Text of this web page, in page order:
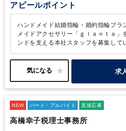
アピールポイント
ハンドメイド結婚指輪・婚約指輪ブラ
メイドアクセサリー「ｇｌａｎｔａ」
ンドを支える本社スタッフを募集して
でいます。丁寧さや正確さを大切に
にブランドを支えてくださる方のご応
求
NEW パート・アルバイト 直接応募
高橋幸子税理士事務所